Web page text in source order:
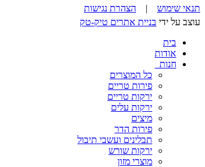
תנאי שימוש | הצהרת נגישות
עוצב על ידי בניית אתרים טיק-טק
בית
אודות
חנות
כל המוצרים
פירות טריים
ירקות טריים
ירקות עלים
מיצים
פירות הדר
תבלינים ועשבי תיבול
ירקות שורש
מוצרי מזון